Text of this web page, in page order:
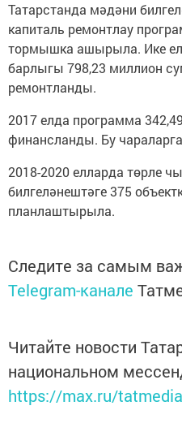
Татарстанда мәдәни
капиталь ремонтлау
тормышка ашырыла. Ике
барлыгы 798,23 миллион
ремонтланды.
2017 елда программа
финансланды. Бу
2018-2020 елларда төрле
билгеләнештәге 375
планлаштырыла.
Следите за самым
Telegram-канале
Читайте новости
национальном
https://max.ru/tatmedia